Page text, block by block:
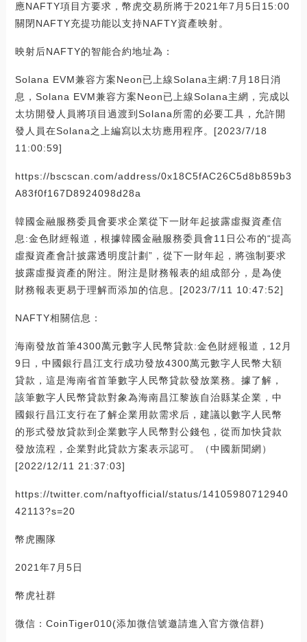
應NAFTY項目方要求，幣虎交易所將于2021年7月5日15:00
關閉NAFTY充提功能以支持NAFTY資產映射。
映射后NAFTY的智能合約地址為：
Solana EVM兼容方案Neon已上線Solana主網:7月18日消
息，Solana EVM兼容方案Neon已上線Solana主網，完成以
太坊開發人員將項目過渡到Solana所需的必要工具，允許開
發人員在Solana之上編寫以太坊應用程序。[2023/7/18
11:00:59]
https://bscscan.com/address/0x18C5fAC26C5d8b859b3
A83f0f167D8924098d28a
韓國金融服務委員會要求企業從下一財年起披露虛擬資產信
息:金色財經報道，根據韓國金融服務委員會11日公布的“提高
虛擬資產會計披露透明度計劃”，從下一財年起，將強制要求
披露虛擬資產的附注。附注是財務報表的組成部分，是為使
財務報表更易于理解而添加的信息。[2023/7/11 10:47:52]
NAFTY相關信息：
海南發放首筆4300萬元數字人民幣貸款:金色財經報道，12月
9日，中國銀行昌江支行成功發放4300萬元數字人民幣大額
貸款，這是海南省首筆數字人民幣貸款發放業務。據了解，
該筆數字人民幣貸款對象為海南昌江黎族自治縣某企業，中
國銀行昌江支行在了解企業用款需求后，建議以數字人民幣
的形式發放貸款到企業數字人民幣對公錢包，從而加快貸款
發放流程，企業對此貸款方案表示認可。（中國新聞網）
[2022/12/11 21:37:03]
https://twitter.com/naftyofficial/status/14105980712940
42113?s=20
幣虎團隊
2021年7月5日
幣虎社群
微信：CoinTiger010(添加微信號邀請進入官方微信群)